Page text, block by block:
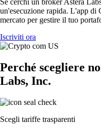
un'esecuzione rapida. L'app di
mercato per gestire il tuo
Iscriviti ora
Perché scegliere
Labs, Inc.
Scegli tariffe trasparenti